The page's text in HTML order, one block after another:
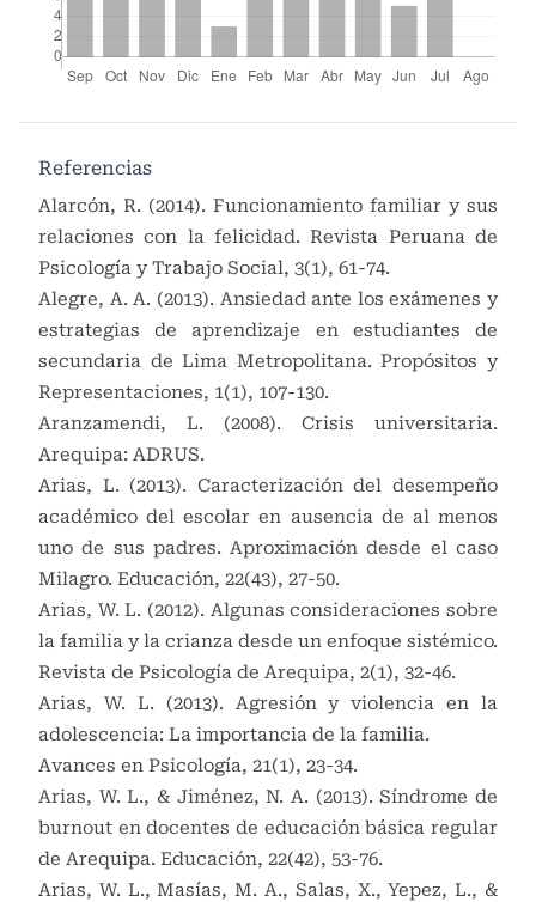
Referencias
Alarcón, R. (2014). Funcionamiento familiar y sus
relaciones con la felicidad. Revista Peruana de
Psicología y Trabajo Social, 3(1), 61-74.
Alegre, A. A. (2013). Ansiedad ante los exámenes y
estrategias de aprendizaje en estudiantes de
secundaria de Lima Metropolitana. Propósitos y
Representaciones, 1(1), 107-130.
Aranzamendi, L. (2008). Crisis universitaria.
Arequipa: ADRUS.
Arias, L. (2013). Caracterización del desempeño
académico del escolar en ausencia de al menos
uno de sus padres. Aproximación desde el caso
Milagro. Educación, 22(43), 27-50.
Arias, W. L. (2012). Algunas consideraciones sobre
la familia y la crianza desde un enfoque sistémico.
Revista de Psicología de Arequipa, 2(1), 32-46.
Arias, W. L. (2013). Agresión y violencia en la
adolescencia: La importancia de la familia.
Avances en Psicología, 21(1), 23-34.
Arias, W. L., & Jiménez, N. A. (2013). Síndrome de
burnout en docentes de educación básica regular
de Arequipa. Educación, 22(42), 53-76.
Arias, W. L., Masías, M. A., Salas, X., Yepez, L., &